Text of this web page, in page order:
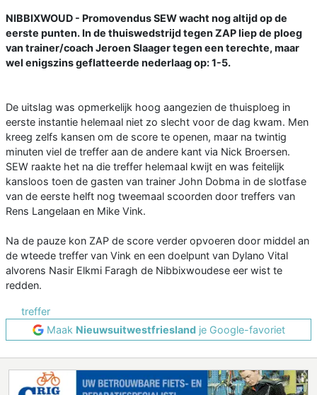
NIBBIXWOUD - Promovendus SEW wacht nog altijd op de
eerste punten. In de thuiswedstrijd tegen ZAP liep de ploeg
van trainer/coach Jeroen Slaager tegen een terechte, maar
wel enigszins geflatteerde nederlaag op: 1-5.
De uitslag was opmerkelijk hoog aangezien de thuisploeg in
eerste instantie helemaal niet zo slecht voor de dag kwam. Men
kreeg zelfs kansen om de score te openen, maar na twintig
minuten viel de treffer aan de andere kant via Nick Broersen.
SEW raakte het na die treffer helemaal kwijt en was feitelijk
kansloos toen de gasten van trainer John Dobma in de slotfase
van de eerste helft nog tweemaal scoorden door treffers van
Rens Langelaan en Mike Vink.
Na de pauze kon ZAP de score verder opvoeren door middel an
de wteede treffer van Vink en een doelpunt van Dylano Vital
alvorens Nasir Elkmi Faragh de Nibbixwoudese eer wist te
redden.
treffer
Maak Nieuwsuitwestfrieslandje Google-favoriet